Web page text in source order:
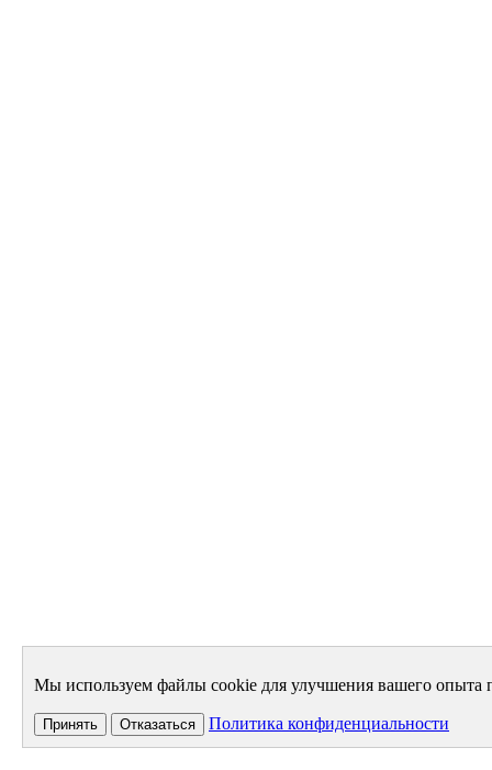
Мы используем файлы cookie для улучшения вашего опыта
Принять Отказаться Политика конфиденциальности